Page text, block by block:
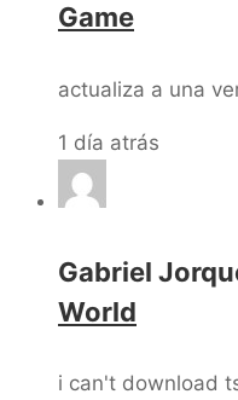
Game
actualiza a una
1 día atrás
Gabriel
World
i can't download